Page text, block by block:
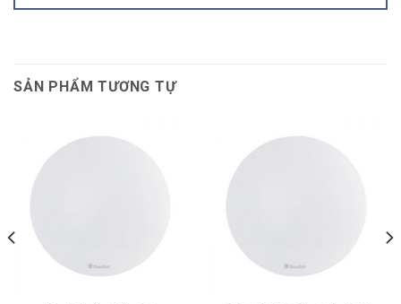
SẢN PHẨM TƯƠNG TỰ